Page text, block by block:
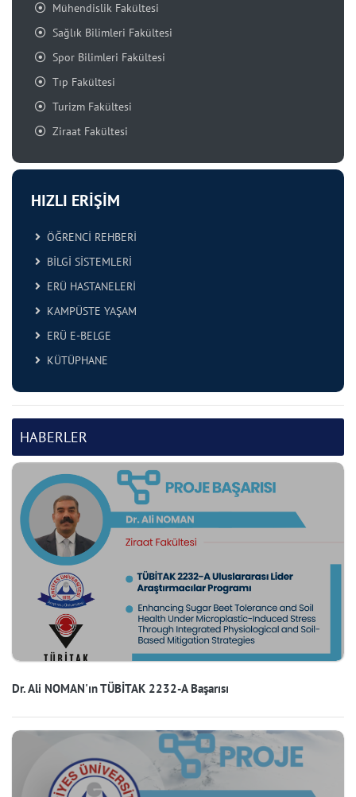
Mühendislik Fakültesi
Sağlık Bilimleri Fakültesi
Spor Bilimleri Fakültesi
Tıp Fakültesi
Turizm Fakültesi
Ziraat Fakültesi
HIZLI ERİŞİM
ÖĞRENCİ REHBERİ
BİLGİ SİSTEMLERİ
ERÜ HASTANELERİ
KAMPÜSTE YAŞAM
ERÜ E-BELGE
KÜTÜPHANE
HABERLER
Dr. Ali NOMAN'ın TÜBİTAK 2232-A Başarısı